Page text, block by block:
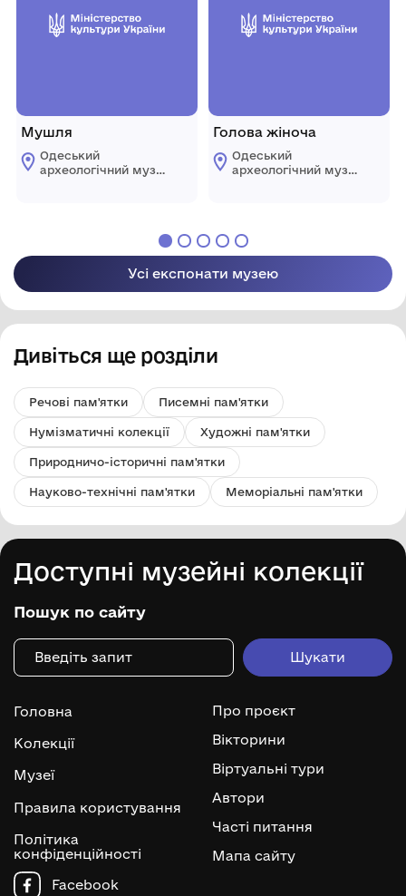
Мушля
Одеський
археологічний музей
Голова жіноча
Одеський
археологічний музей
Усі експонати музею
Дивіться ще розділи
Речові пам'ятки Писемні пам'ятки
Нумізматичні колекції Художні пам'ятки
Природничо-історичні пам'ятки
Науково-технічні пам'ятки Меморіальні пам'ятки
Доступні музейні колекції
Пошук по сайту
Головна
Колекції
Музеї
Правила користування
Політика
конфіденційності
Про проєкт
Вікторини
Віртуальні тури
Автори
Часті питання
Мапа сайту
Facebook